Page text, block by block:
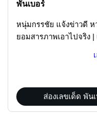
พันเบอร์
ส่องเลขเด็ด พัน
หนุ่มกรรชัย แจ้งข่าวดี ห
ยอมสารภาพเอาไปจริง |